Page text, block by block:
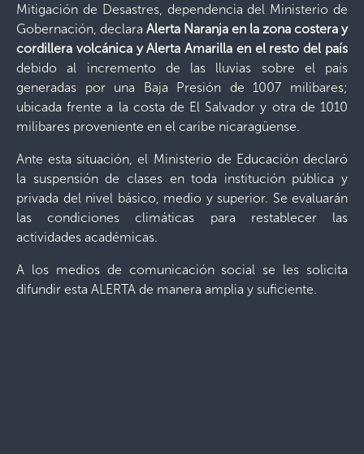
Mitigación de Desastres, dependencia del Ministerio de
Gobernación, declara Alerta Naranja en la zona costera y
cordillera volcánica y Alerta Amarilla en el resto del país
debido al incremento de las lluvias sobre el país
generadas por una Baja Presión de 1007 milibares;
ubicada frente a la costa de El Salvador y otra de 1010
milibares proveniente en el caribe nicaragüense.
Ante esta situación, el Ministerio de Educación declaró
la suspensión de clases en toda institución pública y
privada del nivel básico, medio y superior. Se evaluarán
las condiciones climáticas para restablecer las
actividades académicas.
A los medios de comunicación social se les solicita
difundir esta ALERTA de manera amplia y suficiente.